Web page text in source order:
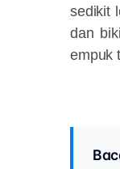
sedikit
dan
empuk